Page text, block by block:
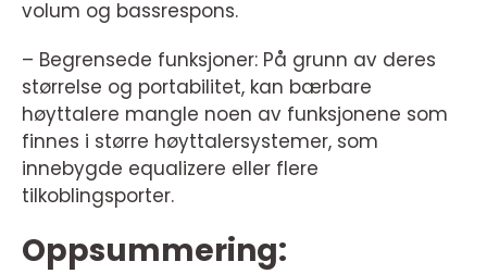
volum og bassrespons.
– Begrensede funksjoner: På grunn av deres
størrelse og portabilitet, kan bærbare
høyttalere mangle noen av funksjonene som
finnes i større høyttalersystemer, som
innebygde equalizere eller flere
tilkoblingsporter.
Oppsummering: